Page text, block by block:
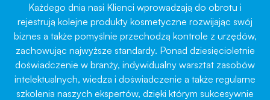
Każdego dnia nasi Klienci wprowadzają do obrotu i
rejestrują kolejne produkty kosmetyczne rozwijając swój
biznes a także pomyślnie przechodzą kontrole z urzędów,
zachowując najwyższe standardy. Ponad dziesięcioletnie
doświadczenie w branży, indywidualny warsztat zasobów
intelektualnych, wiedza i doświadczenie a także regularne
szkolenia naszych ekspertów, dzięki którym sukcesywnie